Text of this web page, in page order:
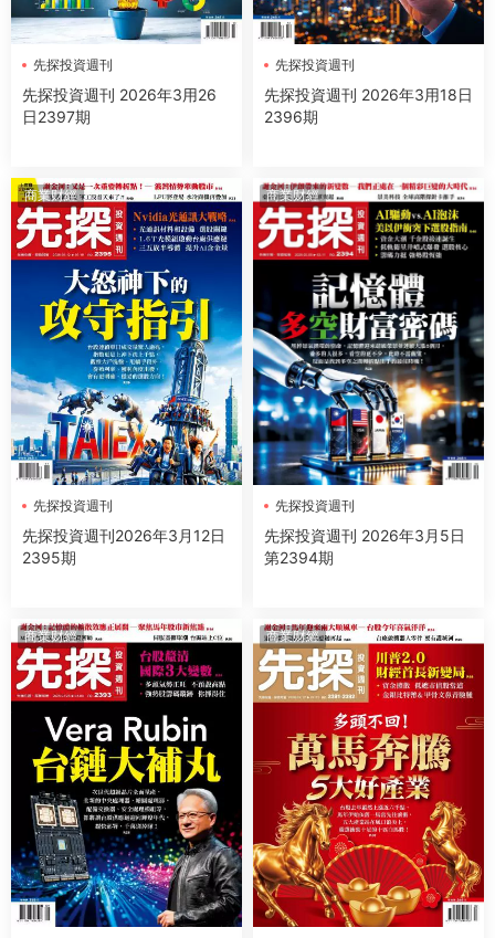
先探投資週刊
先探投資週刊 2026年3用26
日2397期
先探投資週刊
先探投資週刊 2026年3用18日
2396期
商業财經
先探投資週刊
先探投資週刊2026年3月12日
2395期
商業财經
先探投資週刊
先探投資週刊 2026年3月5日
第2394期
商業财經 商業财經